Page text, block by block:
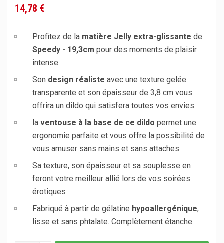
14,78 €
Profitez de la matière Jelly extra-glissante de
Speedy - 19,3cm pour des moments de plaisir
intense
Son design réaliste avec une texture gelée
transparente et son épaisseur de 3,8 cm vous
offrira un dildo qui satisfera toutes vos envies.
laventouse à la base de ce dildo permet une
ergonomie parfaite et vous offre la possibilité de
vous amuser sans mains et sans attaches
Sa texture, son épaisseur et sa souplesse en
feront votre meilleur allié lors de vos soirées
érotiques
Fabriqué à partir de gélatine hypoallergénique,
lisse et sans phtalate. Complètement étanche.